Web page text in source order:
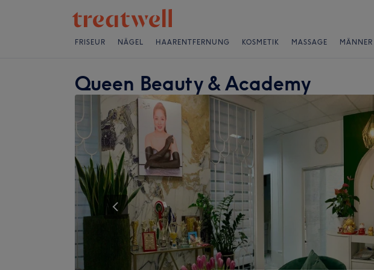
FRISEUR NÄGEL HAARENTFERNUNG KOSMETIK MASSAGE MÄNNER
Queen Beauty & Academy